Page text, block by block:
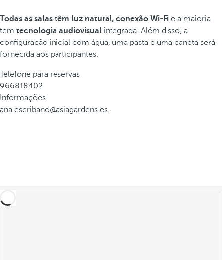
Todas as salas têm luz natural, conexão Wi-Fi e a maioria
tem tecnologia audiovisual integrada. Além disso, a
configuração inicial com água, uma pasta e uma caneta será
fornecida aos participantes.
Telefone para reservas
966818402
Informações
ana.escribano@asiagardens.es